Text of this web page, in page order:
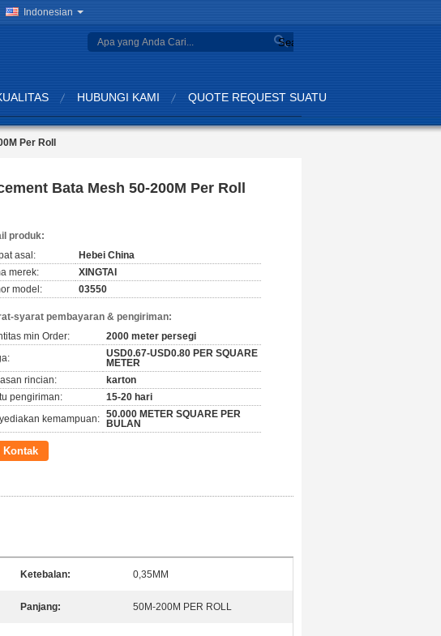
Indonesian
Search
HUBUNGI KAMI QUOTE REQUEST SUATU
Per Roll
Bata Mesh 50-200M Per Roll
produk:
asal:
Hebei China
merek:
XINGTAI
model:
03550
syarat pembayaran & pengiriman:
min Order:
2000 meter persegi
USD0.67-USD0.80 PER SQUARE
METER
rincian:
karton
pengiriman:
15-20 hari
kemampuan: 50.000 METER SQUARE PER
BULAN
Kontak
Ketebalan: 0,35MM
Panjang: 50M-200M PER ROLL